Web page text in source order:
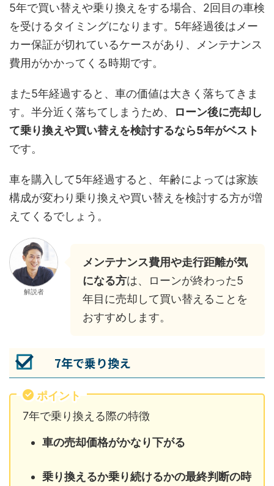
5年で買い替えや乗り換えをする場合、2回目の車検
を受けるタイミングになります。5年経過後はメー
カー保証が切れているケースがあり、メンテナンス
費用がかかってくる時期です。
また5年経過すると、車の価値は大きく落ちてきま
す。半分近く落ちてしまうため、
ローン後に売却し
て乗り換えや買い替えを検討するなら5年がベスト
です。
車を購入して5年経過すると、年齢によっては家族
構成が変わり乗り換えや買い替えを検討する方が増
えてくるでしょう。
解説者
メンテナンス費用や走行距離が気
になる方は、ローンが終わった5
年目に売却して買い替えることを
おすすめします。
7年で乗り換え
ポイント
7年で乗り換える際の特徴
車の売却価格がかなり下がる
乗り換えるか乗り続けるかの最終判断の時